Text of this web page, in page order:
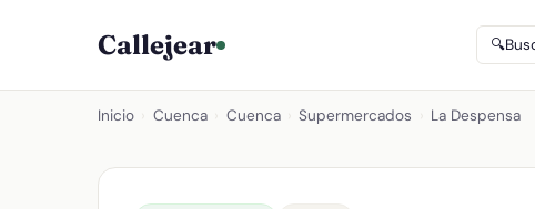
Callejear 🔍
Inicio Cuenca Cuenca Supermercados La Despensa